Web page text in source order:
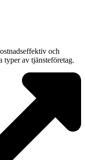
och
typer av tjänsteföretag.